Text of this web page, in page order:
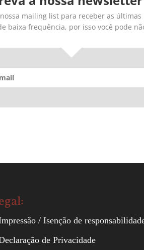
mailing list para receber as
baixa frequência, por isso você pode
/ Isenção de
de Privacidade